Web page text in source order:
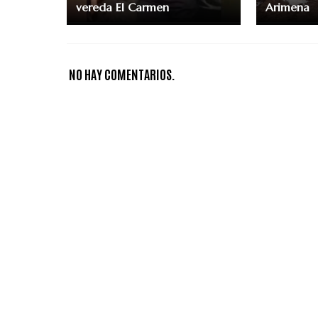
vereda El Carmen Arimena
NO HAY COMENTARIOS.